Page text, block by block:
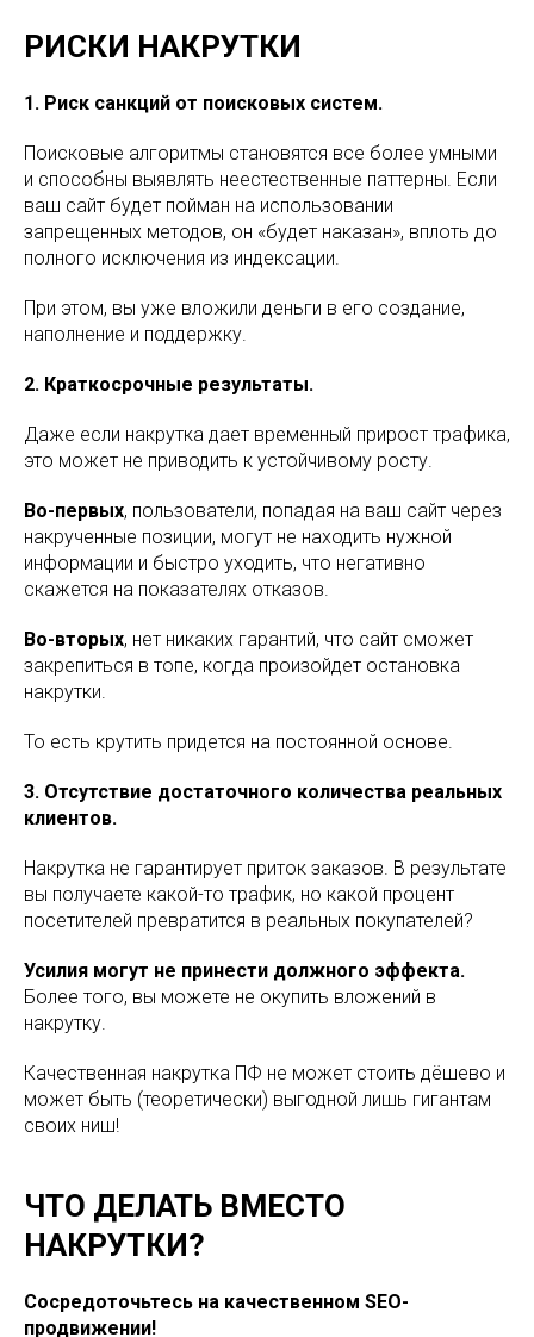
РИСКИ НАКРУТКИ
1. Риск санкций от поисковых систем.
Поисковые алгоритмы становятся все более умными
и способны выявлять неестественные паттерны. Если
ваш сайт будет пойман на использовании
запрещенных методов, он «будет наказан», вплоть до
полного исключения из индексации.
При этом, вы уже вложили деньги в его создание,
наполнение и поддержку.
2. Краткосрочные результаты.
Даже если накрутка дает временный прирост трафика,
это может не приводить к устойчивому росту.
Во-первых, пользователи, попадая на ваш сайт через
накрученные позиции, могут не находить нужной
информации и быстро уходить, что негативно
скажется на показателях отказов.
Во-вторых, нет никаких гарантий, что сайт сможет
закрепиться в топе, когда произойдет остановка
накрутки.
То есть крутить придется на постоянной основе.
3. Отсутствие достаточного количества реальных
клиентов.
Накрутка не гарантирует приток заказов. В результате
вы получаете какой-то трафик, но какой процент
посетителей превратится в реальных покупателей?
Усилия могут не принести должного эффекта.
Более того, вы можете не окупить вложений в
накрутку.
Качественная накрутка ПФ не может стоить дёшево и
может быть (теоретически) выгодной лишь гигантам
своих ниш!
ЧТО ДЕЛАТЬ ВМЕСТО
НАКРУТКИ?
Сосредоточьтесь на качественном SEO-
продвижении!